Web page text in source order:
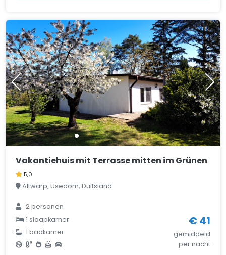
Vakantiehuis mit Terrasse mitten im Grünen
5,0
Altwarp, Usedom, Duitsland
2 personen
1 slaapkamer
1 badkamer
€ 41
gemiddeld
per nacht